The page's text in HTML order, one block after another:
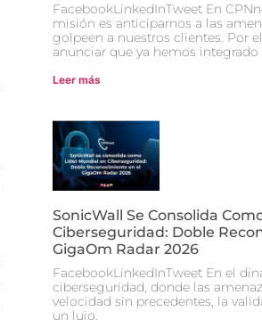
FacebookLinkedInTweet En
misión es anticiparnos a las
golpeen a nuestros clientes. Por
anunciar que ya hemos integrado
Leer más
SonicWall Se Consolida
Ciberseguridad: Doble
GigaOm Radar 2026
FacebookLinkedInTweet En el
ciberseguridad, donde las
velocidad sin precedentes, la
un lujo,